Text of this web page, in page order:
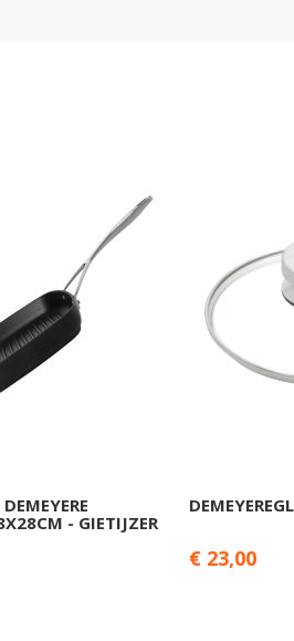
- GIETIJZER
€ 23,00